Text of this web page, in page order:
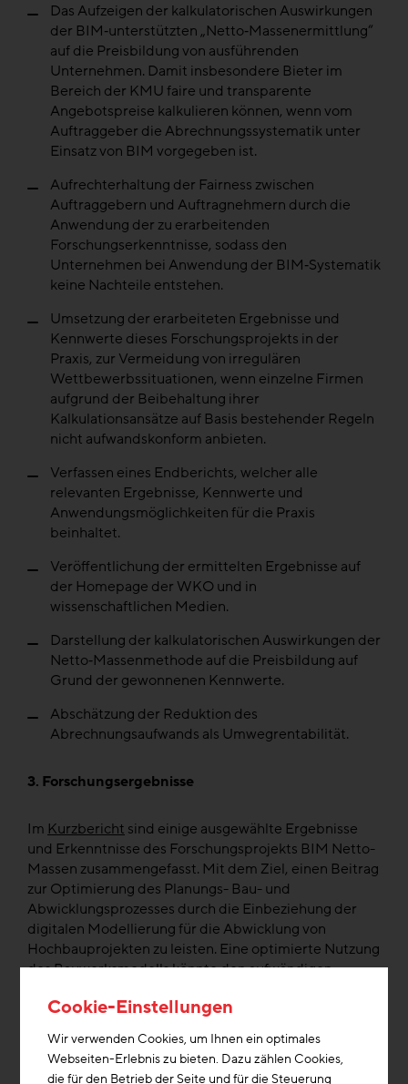
Das Aufzeigen der kalkulatorischen Auswirkungen
der BIM‐unterstützten „Netto‐Massenermittlung“
auf die Preisbildung von ausführenden
Unternehmen. Damit insbesondere Bieter im
Bereich der KMU faire und transparente
Angebotspreise kalkulieren können, wenn vom
Auftraggeber die Abrechnungssystematik unter
Einsatz von BIM vorgegeben ist.
Aufrechterhaltung der Fairness zwischen
Auftraggebern und Auftragnehmern durch die
Anwendung der zu erarbeitenden
Forschungserkenntnisse, sodass den
Unternehmen bei Anwendung der BIM‐Systematik
keine Nachteile entstehen.
Umsetzung der erarbeiteten Ergebnisse und
Kennwerte dieses Forschungsprojekts in der
Praxis, zur Vermeidung von irregulären
Wettbewerbssituationen, wenn einzelne Firmen
aufgrund der Beibehaltung ihrer
Kalkulationsansätze auf Basis bestehender Regeln
nicht aufwandskonform anbieten.
Verfassen eines Endberichts, welcher alle
relevanten Ergebnisse, Kennwerte und
Anwendungsmöglichkeiten für die Praxis
beinhaltet.
Veröffentlichung der ermittelten Ergebnisse auf
der Homepage der WKO und in
wissenschaftlichen Medien.
Darstellung der kalkulatorischen Auswirkungen der
Netto‐Massenmethode auf die Preisbildung auf
Grund der gewonnenen Kennwerte.
Abschätzung der Reduktion des
Abrechnungsaufwands als Umwegrentabilität.
3. Forschungsergebnisse
Im Kurzbericht sind einige ausgewählte Ergebnisse
und Erkenntnisse des Forschungsprojekts BIM Netto-
Massen zusammengefasst. Mit dem Ziel, einen Beitrag
zur Optimierung des Planungs- Bau- und
Abwicklungsprozesses durch die Einbeziehung der
digitalen Modellierung für die Abwicklung von
Hochbauprojekten zu leisten. Eine optimierte Nutzung
des Bauwerksmodells könnte den aufwändigen
erleichtern, wodurch freiwerdende Mittel für neue
Investitionen genutzt werden könnten.
Im Forschungsprojekt wurden auf Basis von
Cookie-Einstellungen
Wir verwenden Cookies, um Ihnen ein optimales
Webseiten-Erlebnis zu bieten. Dazu zählen Cookies,
die für den Betrieb der Seite und für die Steuerung